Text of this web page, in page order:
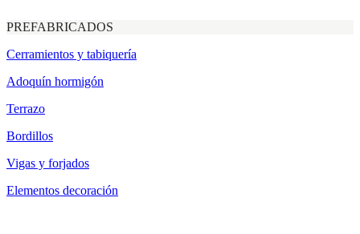
PREFABRICADOS
Cerramientos y tabiquería
Adoquín hormigón
Terrazo
Bordillos
Vigas y forjados
Elementos decoración